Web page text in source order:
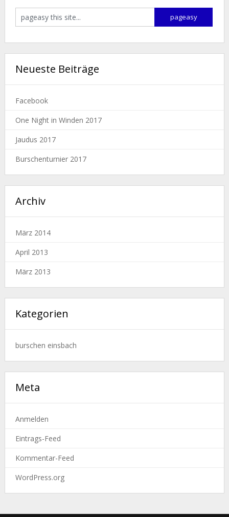
Neueste Beiträge
Facebook
One Night in Winden 2017
Jaudus 2017
Burschenturnier 2017
Archiv
März 2014
April 2013
März 2013
Kategorien
burschen einsbach
Meta
Anmelden
Eintrags-Feed
Kommentar-Feed
WordPress.org